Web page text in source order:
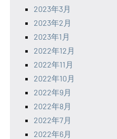
2023年3月
2023年2月
2023年1月
2022年12月
2022年11月
2022年10月
2022年9月
2022年8月
2022年7月
2022年6月